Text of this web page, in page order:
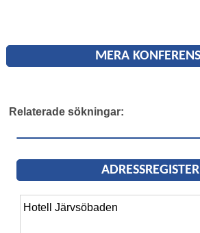
MERA
Relaterade sökningar:
ADRESSREGISTER
Hotell Järvsöbaden